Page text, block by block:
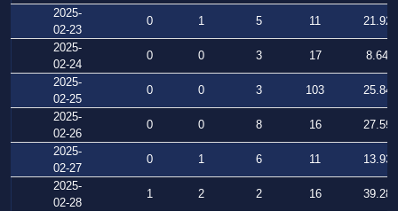
2025-
02-23
0 1 5 11
21.928
2025-
02-24
0 0 3 17
8.641
2025-
02-25
0 0 3 103
25.842
2025-
02-26
0 0 8 16
27.596
2025-
02-27
0 1 6 11
13.938
2025-
02-28
1 2 2 16
39.282